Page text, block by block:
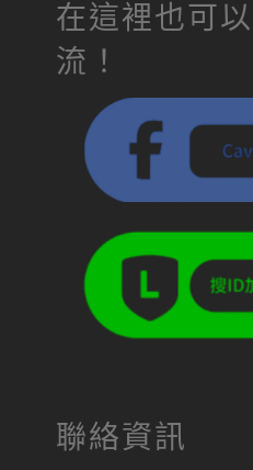
在這裡也可
流！
聯絡資訊